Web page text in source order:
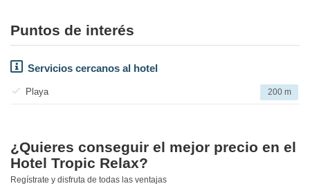
Puntos de interés
Servicios cercanos al hotel
Playa 200 m
¿Quieres conseguir el mejor precio en el
Hotel Tropic Relax?
Regístrate y disfruta de todas las ventajas